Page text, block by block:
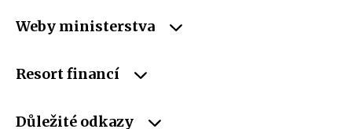
Weby ministerstva
Resort financí
Důležité odkazy